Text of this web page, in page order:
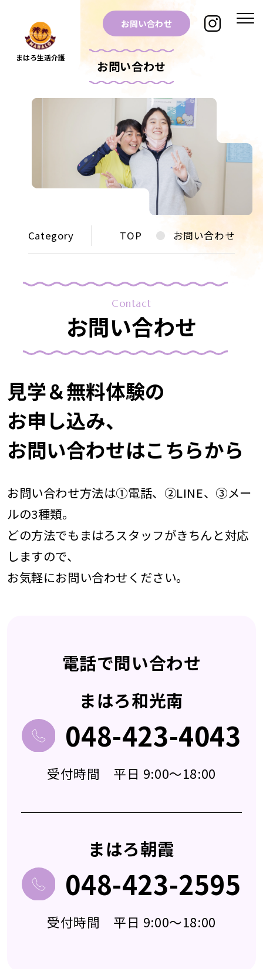
まはろ生活介護
お問い合わせ
お問い合わせ
Category TOP お問い合わせ
Contact
お問い合わせ
見学＆無料体験の
お申し込み、
お問い合わせはこちらから
お問い合わせ方法は①電話、②LINE、③メー
ルの3種類。
どの方法でもまはろスタッフがきちんと対応
しますので、
お気軽にお問い合わせください。
電話で問い合わせ
まはろ和光南
048-423-4043
受付時間 平日 9:00～18:00
まはろ朝霞
048-423-2595
受付時間 平日 9:00～18:00